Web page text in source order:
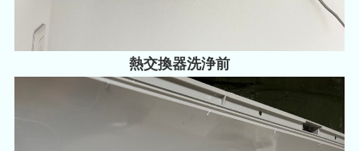
熱交換器洗浄前